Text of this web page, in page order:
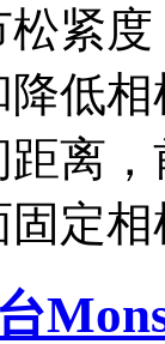
紧
低
离
定相